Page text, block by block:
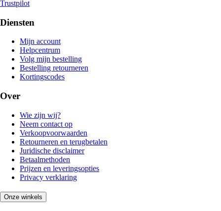
Trustpilot
Diensten
Mijn account
Helpcentrum
Volg mijn bestelling
Bestelling retourneren
Kortingscodes
Over
Wie zijn wij?
Neem contact op
Verkoopvoorwaarden
Retourneren en terugbetalen
Juridische disclaimer
Betaalmethoden
Prijzen en leveringsopties
Privacy verklaring
Onze winkels